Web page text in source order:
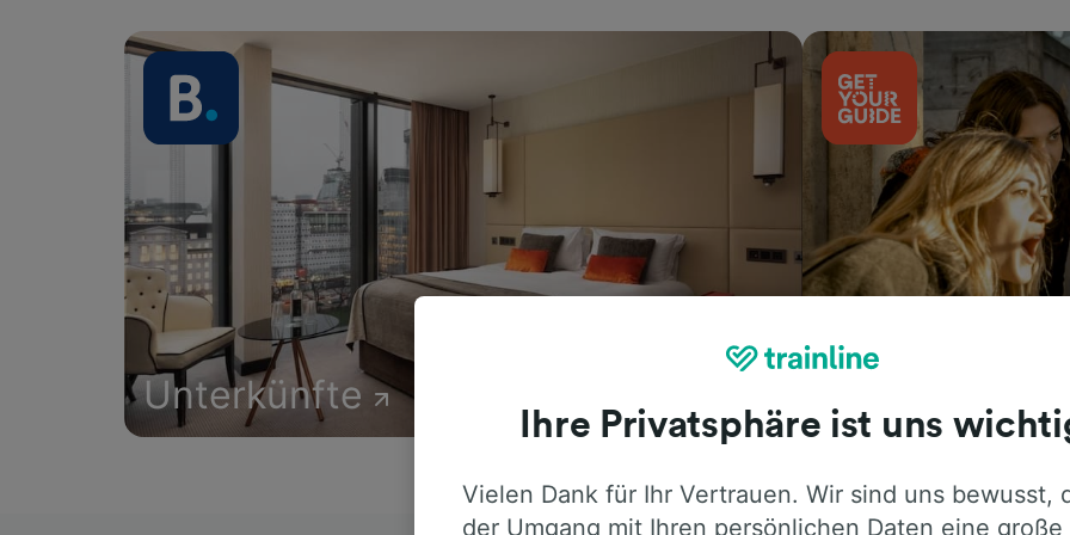
Unterkünfte
Ihre Privatsphäre ist uns
Vielen Dank für Ihr Vertrauen. Wir sind uns bewusst,
der Umgang mit Ihren persönlichen Daten eine große